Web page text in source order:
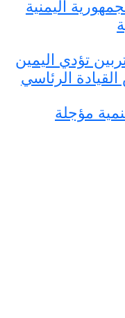
اليمنية
تؤدي اليمين
الرئاسي
مؤجلة